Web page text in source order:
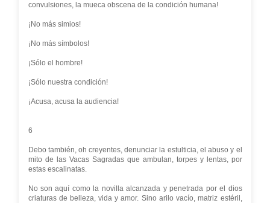
convulsiones, la mueca obscena de la condición humana!
¡No más simios!
¡No más símbolos!
¡Sólo el hombre!
¡Sólo nuestra condición!
¡Acusa, acusa la audiencia!
6
Debo también, oh creyentes, denunciar la estulticia, el abuso y el
mito de las Vacas Sagradas que ambulan, torpes y lentas, por
estas escalinatas.
No son aquí como la novilla alcanzada y penetrada por el dios
criaturas de belleza, vida y amor. Sino arilo vacío, matriz estéril,